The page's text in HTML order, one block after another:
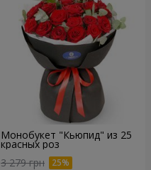
Монобукет "Кьюпид" из 25
красных роз
3 279 грн